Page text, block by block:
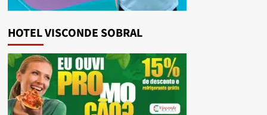
HOTEL VISCONDE SOBRAL